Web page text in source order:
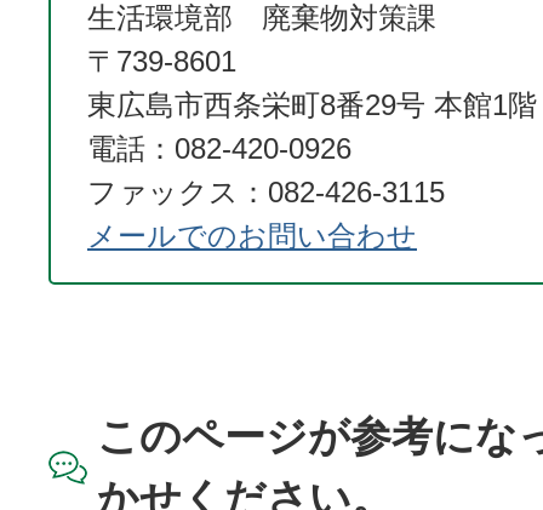
生活環境部 廃棄物対策課
〒739-8601
東広島市西条栄町8番29号 本館1階
電話：082-420-0926
ファックス：082-426-3115
メールでのお問い合わせ
このページが参考にな
かせください。